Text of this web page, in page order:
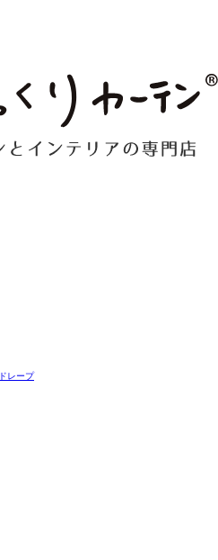
ドレープ